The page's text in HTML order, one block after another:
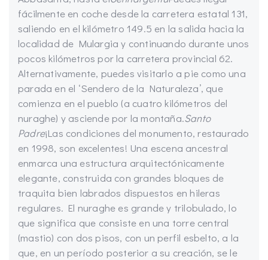
fácilmente en coche desde la carretera estatal 131,
saliendo en el kilómetro 149.5 en la salida hacia la
localidad de Mulargia y continuando durante unos
pocos kilómetros por la carretera provincial 62.
Alternativamente, puedes visitarlo a pie como una
parada en el ‘Sendero de la Naturaleza’, que
comienza en el pueblo (a cuatro kilómetros del
nuraghe) y asciende por la montaña.Santo
Padre¡Las condiciones del monumento, restaurado
en 1998, son excelentes! Una escena ancestral
enmarca una estructura arquitectónicamente
elegante, construida con grandes bloques de
traquita bien labrados dispuestos en hileras
regulares. El nuraghe es grande y trilobulado, lo
que significa que consiste en una torre central
(mastio) con dos pisos, con un perfil esbelto, a la
que, en un período posterior a su creación, se le